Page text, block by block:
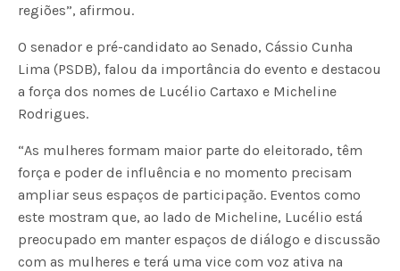
regiões”, afirmou.
O senador e pré-candidato ao Senado, Cássio Cunha
Lima (PSDB), falou da importância do evento e destacou
a força dos nomes de Lucélio Cartaxo e Micheline
Rodrigues.
“As mulheres formam maior parte do eleitorado, têm
força e poder de influência e no momento precisam
ampliar seus espaços de participação. Eventos como
este mostram que, ao lado de Micheline, Lucélio está
preocupado em manter espaços de diálogo e discussão
com as mulheres e terá uma vice com voz ativa na